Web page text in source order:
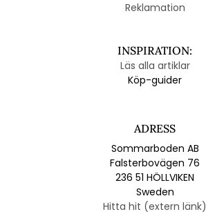
Reklamation
INSPIRATION:
Läs alla artiklar
Köp-guider
ADRESS
Sommarboden AB
Falsterbovägen 76
236 51 HÖLLVIKEN
Sweden
Hitta hit (extern länk)